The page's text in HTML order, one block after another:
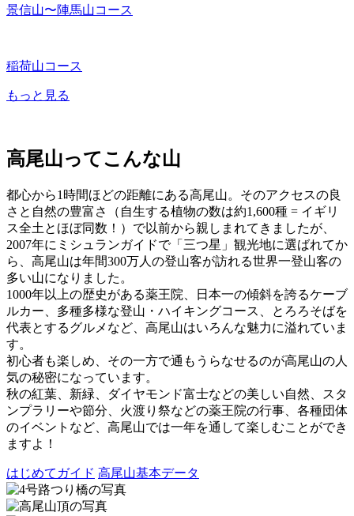
景信山〜陣馬山コース
稲荷山コース
もっと見る
高尾山ってこんな山
都心から1時間ほどの距離にある高尾山。そのアクセスの良
さと自然の豊富さ（自生する植物の数は約1,600種 = イギリ
ス全土とほぼ同数！）で以前から親しまれてきましたが、
2007年にミシュランガイドで「三つ星」観光地に選ばれてか
ら、高尾山は年間300万人の登山客が訪れる世界一登山客の
多い山になりました。
1000年以上の歴史がある薬王院、日本一の傾斜を誇るケーブ
ルカー、多種多様な登山・ハイキングコース、とろろそばを
代表とするグルメなど、高尾山はいろんな魅力に溢れていま
す。
初心者も楽しめ、その一方で通もうらなせるのが高尾山の人
気の秘密になっています。
秋の紅葉、新緑、ダイヤモンド富士などの美しい自然、スタ
ンプラリーや節分、火渡り祭などの薬王院の行事、各種団体
のイベントなど、高尾山では一年を通して楽しむことができ
ますよ！
はじめてガイド 高尾山基本データ